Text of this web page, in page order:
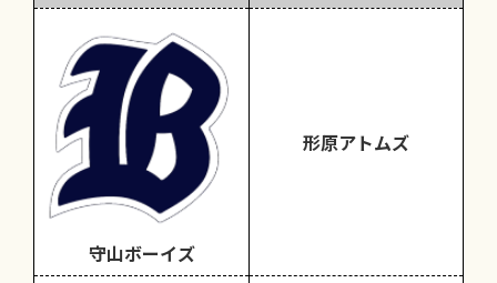
守山ボーイズ
形原アトムズ